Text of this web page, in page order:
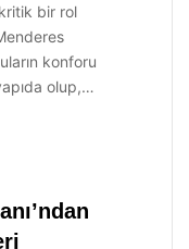
bir rol
konforu
olup,…